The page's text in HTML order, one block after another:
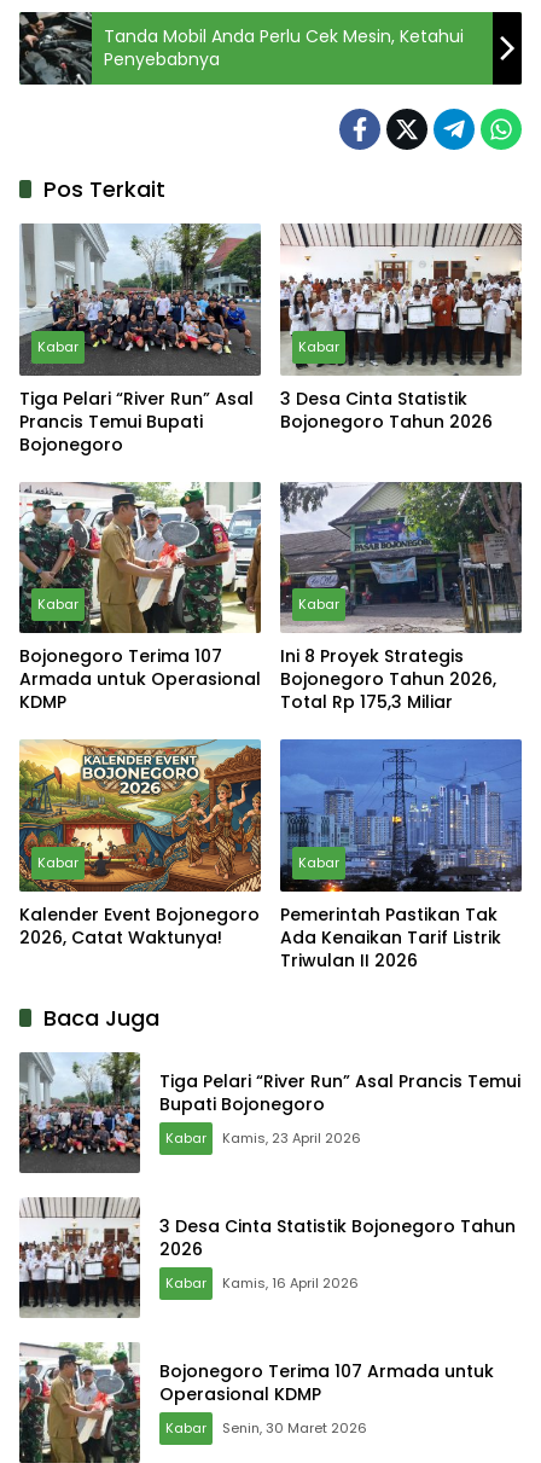
Tanda Mobil Anda Perlu Cek Mesin, Ketahui
Penyebabnya
Pos Terkait
Kabar
Tiga Pelari “River Run” Asal
Prancis Temui Bupati
Bojonegoro
Kabar
3 Desa Cinta Statistik
Bojonegoro Tahun 2026
Kabar
Bojonegoro Terima 107
Armada untuk Operasional
KDMP
Kabar
Ini 8 Proyek Strategis
Bojonegoro Tahun 2026,
Total Rp 175,3 Miliar
Kabar
Kalender Event Bojonegoro
2026, Catat Waktunya!
Kabar
Pemerintah Pastikan Tak
Ada Kenaikan Tarif Listrik
Triwulan II 2026
Baca Juga
Tiga Pelari “River Run” Asal Prancis Temui
Bupati Bojonegoro
Kabar Kamis, 23 April 2026
3 Desa Cinta Statistik Bojonegoro Tahun
2026
Kabar Kamis, 16 April 2026
Bojonegoro Terima 107 Armada untuk
Operasional KDMP
Kabar Senin, 30 Maret 2026